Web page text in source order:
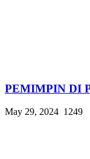
PEMIMPIN DI
May 29, 2024 1249